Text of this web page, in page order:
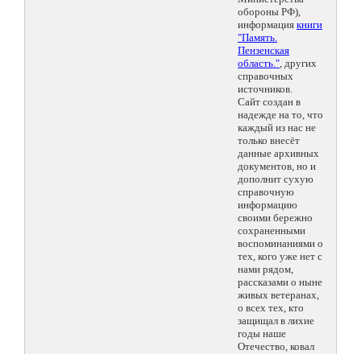
обороны РФ),
информация книги
"Память.
Пензенская
область.", других
справочных
источников.
Сайт создан в
надежде на то, что
каждый из нас не
только внесёт
данные архивных
документов, но и
дополнит сухую
справочную
информацию
своими бережно
сохраненными
воспоминаниями о
тех, кого уже нет с
нами рядом,
рассказами о ныне
живых ветеранах,
о всех тех, кто
защищал в лихие
годы наше
Отечество, ковал